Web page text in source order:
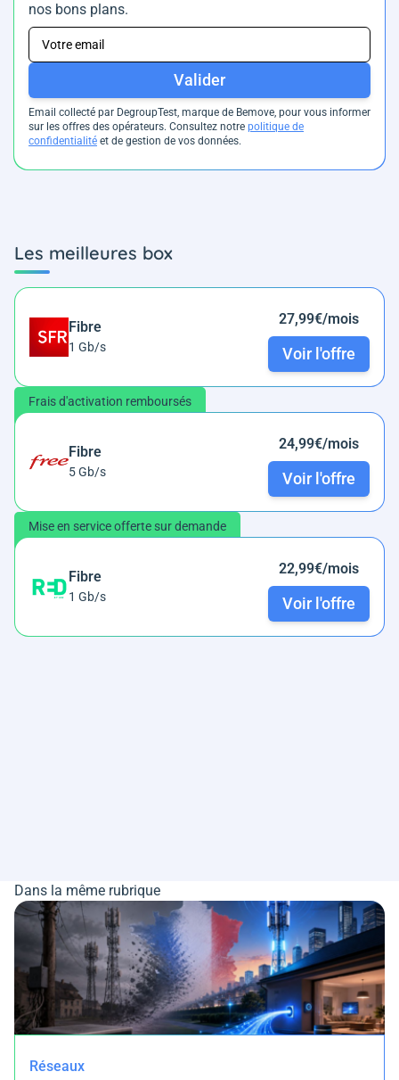
nos bons plans.
Valider
Email collecté par DegroupTest, marque de Bemove, pour vous informer
sur les offres des opérateurs. Consultez notre politique de
confidentialité et de gestion de vos données.
Les meilleures box
Fibre
1 Gb/s
27,99€/mois
Voir l'offre
Frais d'activation remboursés
Fibre
5 Gb/s
24,99€/mois
Voir l'offre
Mise en service offerte sur demande
Fibre
1 Gb/s
22,99€/mois
Voir l'offre
Dans la même rubrique
Réseaux